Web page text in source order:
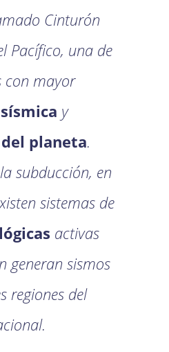
Cinturón
Pacífico, una de
con mayor
y
planeta.
subducción, en
sistemas de
activas
generan sismos
regiones del